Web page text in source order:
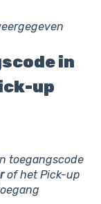
in
up
toegangscode
of het Pick-up